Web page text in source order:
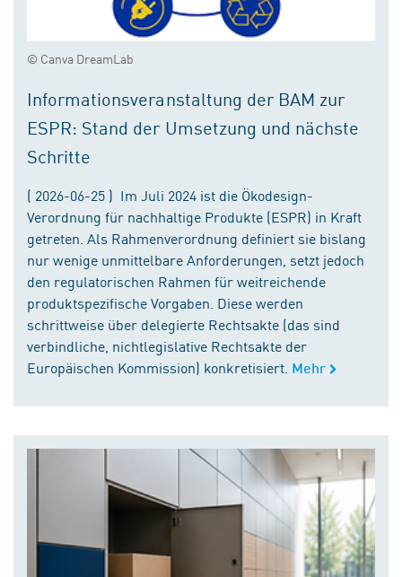
© Canva DreamLab
Informationsveranstaltung der BAM zur
ESPR: Stand der Umsetzung und nächste
Schritte
( 2026-06-25 ) Im Juli 2024 ist die Ökodesign-
Verordnung für nachhaltige Produkte (ESPR) in Kraft
getreten. Als Rahmenverordnung definiert sie bislang
nur wenige unmittelbare Anforderungen, setzt jedoch
den regulatorischen Rahmen für weitreichende
produktspezifische Vorgaben. Diese werden
schrittweise über delegierte Rechtsakte (das sind
verbindliche, nichtlegislative Rechtsakte der
Europäischen Kommission) konkretisiert. Mehr